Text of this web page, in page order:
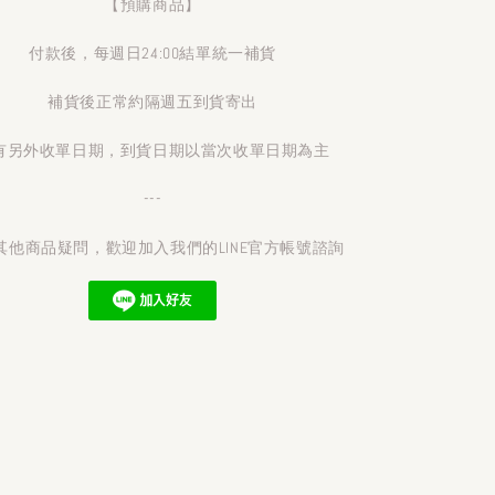
【預購商品】
付款後，每週日24:00結單統一補貨
補貨後正常約隔週五到貨寄出
另外收單日期，到貨日期以當次收單日期為主
---
他商品疑問，歡迎加入我們的LINE官方帳號諮詢